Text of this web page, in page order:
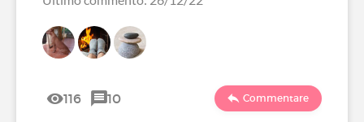
116 10 Commentare